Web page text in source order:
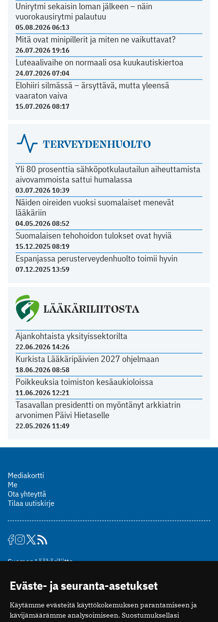
Unirytmi sekaisin loman jälkeen – näin
vuorokausirytmi palautuu
05.08.2026 06:13
Mitä ovat minipillerit ja miten ne vaikuttavat?
26.07.2026 19:16
Luteaalivaihe on normaali osa kuukautiskiertoa
24.07.2026 07:04
Elohiiri silmässä – ärsyttävä, mutta yleensä
vaaraton vaiva
15.07.2026 08:17
TERVEYDENHUOLTO
Yli 80 prosenttia sähköpotkulautailun aiheuttamista
aivovammoista sattui humalassa
03.07.2026 10:39
Näiden oireiden vuoksi suomalaiset menevät
lääkäriin
04.05.2026 08:52
Suomalaisen tehohoidon tulokset ovat hyviä
15.12.2025 08:19
Espanjassa perusterveydenhuolto toimii hyvin
07.12.2025 13:59
LÄÄKÄRILIITOSTA
Ajankohtaista yksityissektorilta
22.06.2026 14:26
Kurkista Lääkäripäivien 2027 ohjelmaan
18.06.2026 08:58
Poikkeuksia toimiston kesäaukioloissa
11.06.2026 12:21
Tasavallan presidentti on myöntänyt arkkiatrin
arvonimen Päivi Hietaselle
22.05.2026 11:49
Mediakortti
Me
Ota yhteyttä
Tilaa uutiskirje
Suomen Lääkäriliitto
00510 Helsinki
puh. (09) 393 091
toimitus@potilaanlaakarilehti.fi
Eväste- ja seuranta-asetukset
Käytämme evästeitä käyttökokemuksen parantamiseen ja
kävijämäärämme analysoimiseen. Suostumuksellasi